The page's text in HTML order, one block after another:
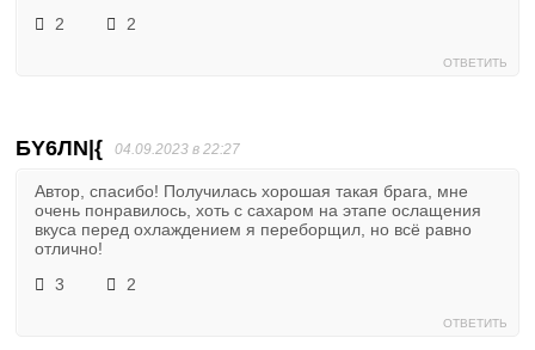
2
2
ОТВЕТИТЬ
БY6ЛN|{ 04.09.2023 в 22:27
Автор, спасибо! Получилась хорошая такая брага, мне
очень понравилось, хоть с сахаром на этапе ослащения
вкуса перед охлаждением я переборщил, но всё равно
отлично!
3
2
ОТВЕТИТЬ